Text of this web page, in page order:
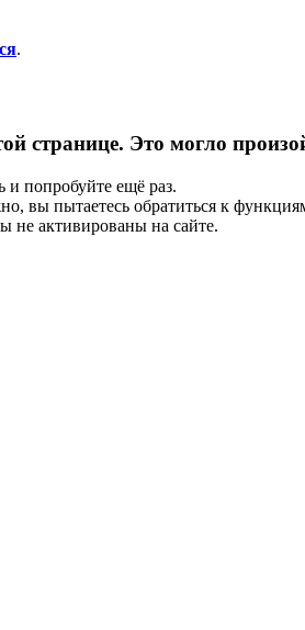
.
странице. Это могло
и попробуйте ещё раз.
вы пытаетесь обратиться к
не активированы на сайте.